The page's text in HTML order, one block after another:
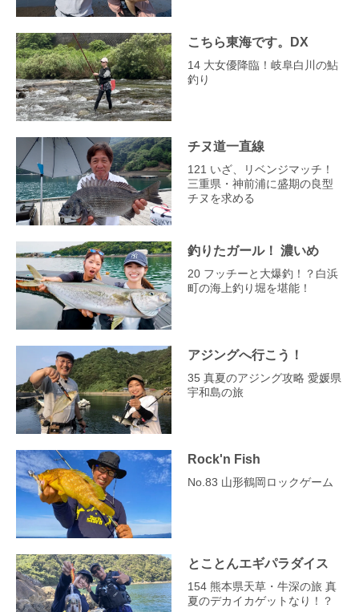
こちら東海です。DX
14 大女優降臨！岐阜白川の鮎
釣り
チヌ道一直線
121 いざ、リベンジマッチ！
三重県・神前浦に盛期の良型
チヌを求める
釣りたガール！ 濃いめ
20 フッチーと大爆釣！？白浜
町の海上釣り堀を堪能！
アジングへ行こう！
35 真夏のアジング攻略 愛媛県
宇和島の旅
Rock'n Fish
No.83 山形鶴岡ロックゲーム
とことんエギパラダイス
154 熊本県天草・牛深の旅 真
夏のデカイカゲットなり！？